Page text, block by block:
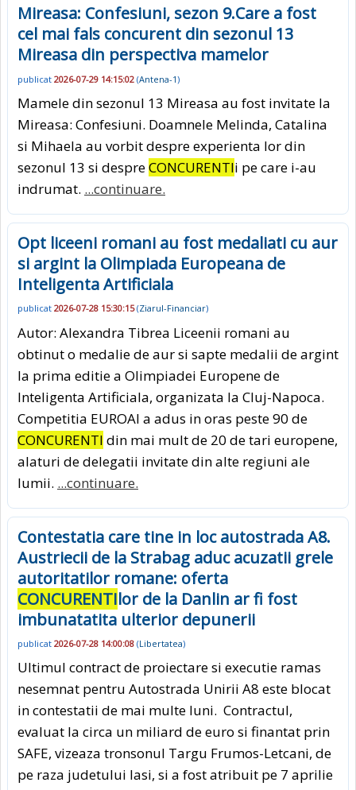
Mireasa: Confesiuni, sezon 9.Care a fost
cel mai fals concurent din sezonul 13
Mireasa din perspectiva mamelor
publicat 2026-07-29 14:15:02 (Antena-1)
Mamele din sezonul 13 Mireasa au fost invitate la
Mireasa: Confesiuni. Doamnele Melinda, Catalina
si Mihaela au vorbit despre experienta lor din
sezonul 13 si despreCONCURENTIi pe care i-au
indrumat. ...continuare.
Opt liceeni romani au fost medaliati cu aur
si argint la Olimpiada Europeana de
Inteligenta Artificiala
publicat 2026-07-28 15:30:15(Ziarul-Financiar)
Autor: Alexandra Tibrea Liceenii romani au
obtinut o medalie de aur si sapte medalii de argint
la prima editie a Olimpiadei Europene de
Inteligenta Artificiala, organizata la Cluj-Napoca.
Competitia EUROAI a adus in oras peste 90 de
CONCURENTI din mai mult de 20 de tari europene,
alaturi de delegatii invitate din alte regiuni ale
lumii. ...continuare.
Contestatia care tine in loc autostrada A8.
Austriecii de la Strabag aduc acuzatii grele
autoritatilor romane: oferta
CONCURENTIlor de la Danlin ar fi fost
imbunatatita ulterior depunerii
publicat 2026-07-28 14:00:08 (Libertatea)
Ultimul contract de proiectare si executie ramas
nesemnat pentru Autostrada Unirii A8 este blocat
in contestatii de mai multe luni. Contractul,
evaluat la circa un miliard de euro si finantat prin
SAFE, vizeaza tronsonul Targu Frumos-Letcani, de
pe raza judetului Iasi, si a fost atribuit pe 7 aprilie